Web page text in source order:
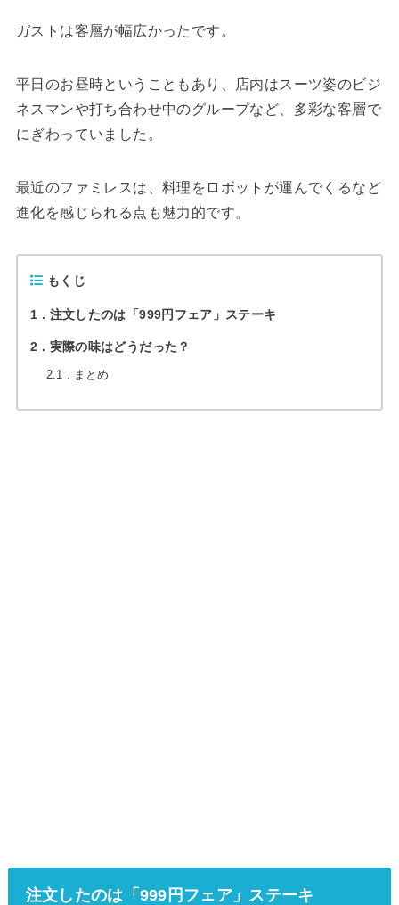
ガストは客層が幅広かったです。
平日のお昼時ということもあり、店内はスーツ姿のビジ
ネスマンや打ち合わせ中のグループなど、多彩な客層で
にぎわっていました。
最近のファミレスは、料理をロボットが運んでくるなど
進化を感じられる点も魅力的です。
もくじ
1 注文したのは「999円フェア」ステーキ
2 実際の味はどうだった？
2.1 まとめ
注文したのは「999円フェア」ステーキ